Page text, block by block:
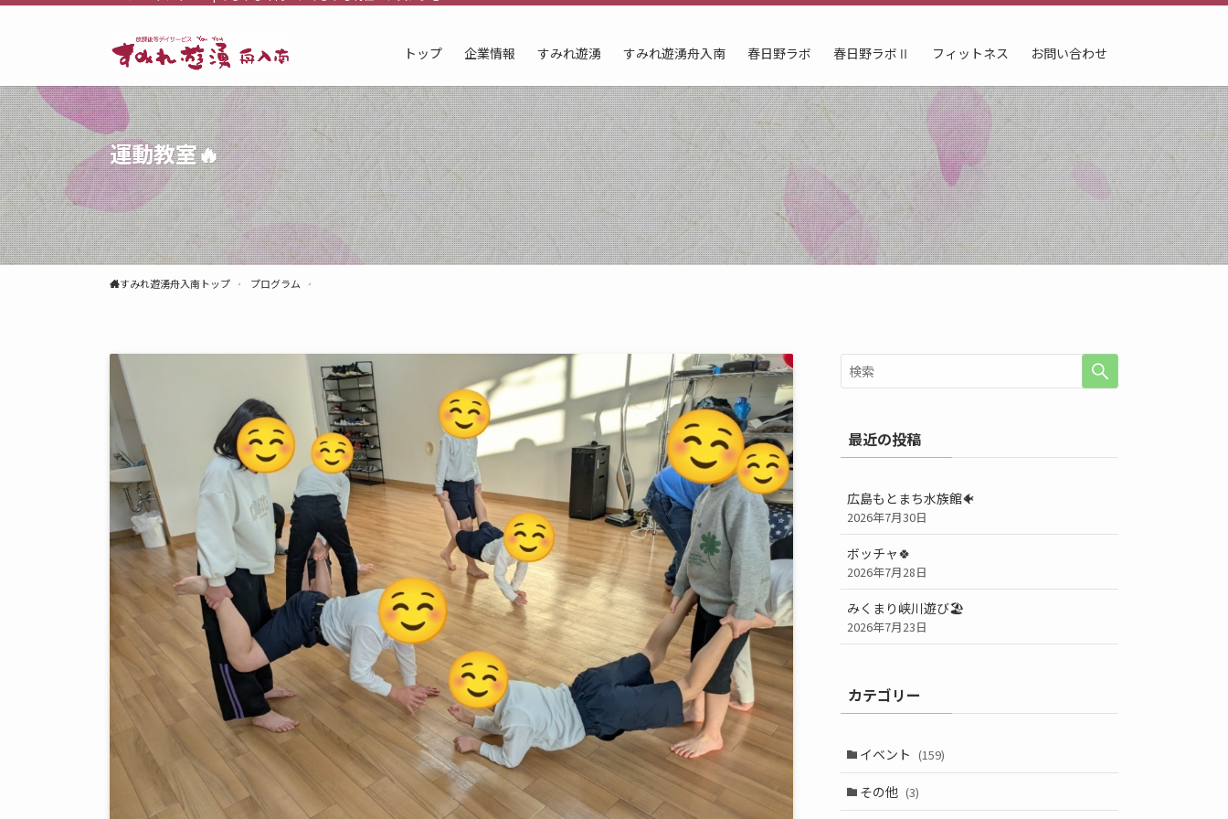
トップ 企業情報 すみれ遊湧 すみれ遊湧舟入南 春日野ラボ 春日野ラボⅡ フィットネス お問い合わせ
運動教室🔥
すみれ遊湧舟入南トップ プログラム
最近の投稿
広島もとまち水族館🐠
2026年7月30日
ボッチャ🍀
2026年7月28日
みくまり峡川遊び🏖️
2026年7月23日
カテゴリー
イベント (159)
その他 (3)